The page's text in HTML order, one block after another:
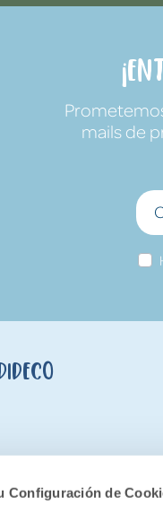
Configuración de
mails de